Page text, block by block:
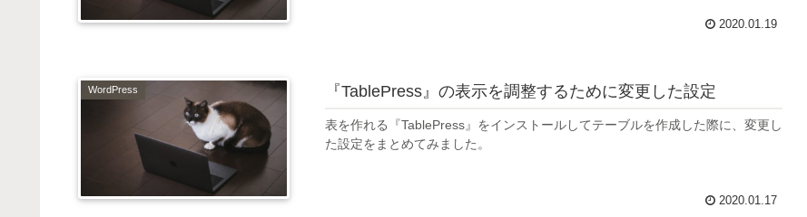
2020.01.19
WordPress 『TablePress』の表示を調整するために変更した設定
表を作れる『TablePress』をインストールしてテーブルを作成した際に、変更し
た設定をまとめてみました。
2020.01.17